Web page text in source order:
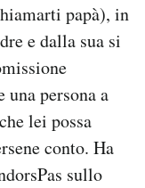
papà), in
e dalla sua si
una persona a
lei possa
conto. Ha
sullo